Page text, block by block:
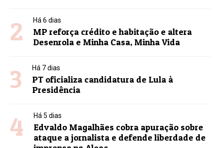
2 Há 6 dias
MP reforça crédito e habitação e altera
Desenrola e Minha Casa, Minha Vida
3 Há 7 dias
PT oficializa candidatura de Lula à
Presidência
4 Há 5 dias
Edvaldo Magalhães cobra apuração sobre
ataque a jornalista e defende liberdade de